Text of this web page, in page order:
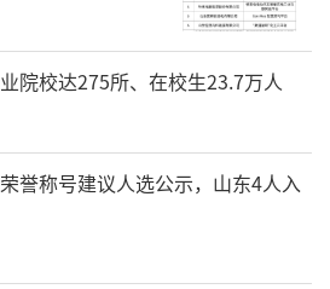
院校达275所、在校生23.7万人
誉称号建议人选公示，山东4人入